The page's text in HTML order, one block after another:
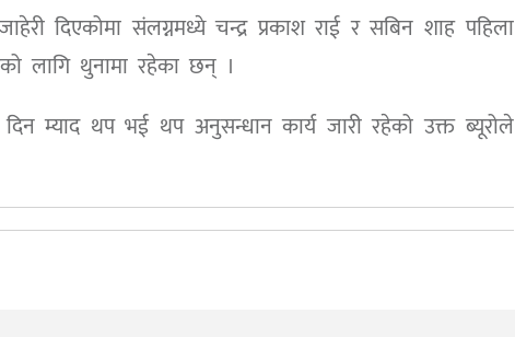
दिएकोमा संलग्नमध्ये चन्द्र प्रकाश राई र सबिन शाह पहिला
लागि थुनामा रहेका छन् ।
म्याद थप भई थप अनुसन्धान कार्य जारी रहेको उक्त ब्यूरोले